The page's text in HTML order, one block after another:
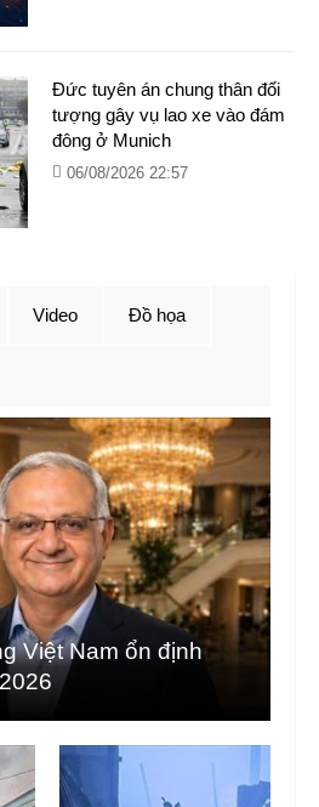
Đức tuyên án chung thân đối
tượng gây vụ lao xe vào đám
đông ở Munich
06/08/2026 22:57
Việt Nam ổn định
Video Đồ họa